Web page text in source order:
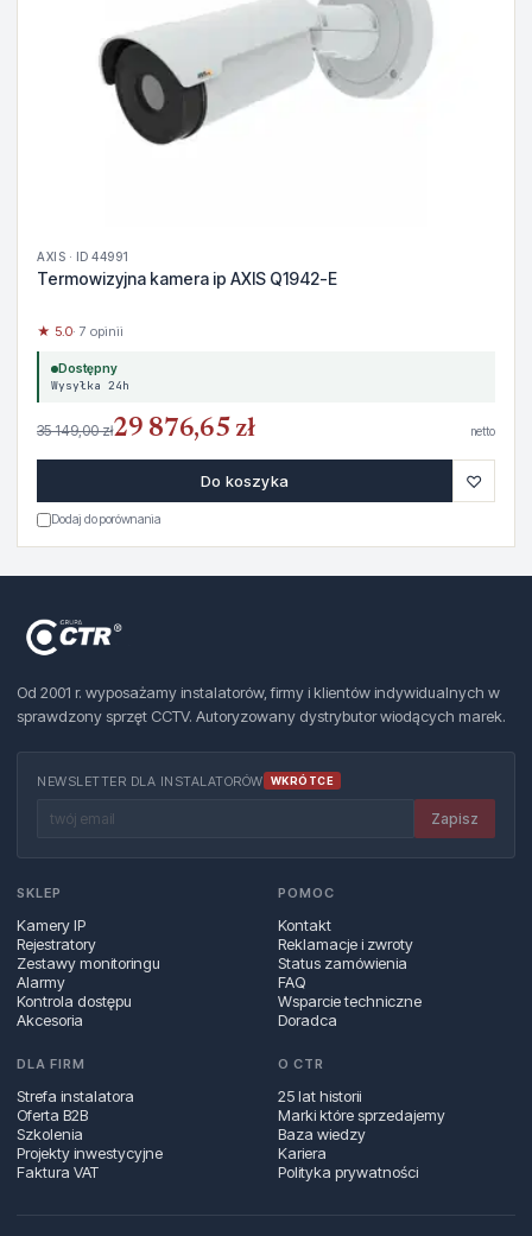
AXIS · ID 44991
Termowizyjna kamera ip AXIS Q1942-E
★ 5.0· 7 opinii
Dostępny
Wysyłka 24h
35 149,00 zł29 876,65 zł netto
Do koszyka ♡
Dodaj do porównania
Od 2001 r. wyposażamy instalatorów, firmy i klientów indywidualnych w
sprawdzony sprzęt CCTV. Autoryzowany dystrybutor wiodących marek.
NEWSLETTER DLA INSTALATORÓW WKRÓTCE
Zapisz
SKLEP
Kamery IP
Rejestratory
Zestawy monitoringu
Alarmy
Kontrola dostępu
Akcesoria
POMOC
Kontakt
Reklamacje i zwroty
Status zamówienia
FAQ
Wsparcie techniczne
Doradca
DLA FIRM
Strefa instalatora
Oferta B2B
Szkolenia
Projekty inwestycyjne
Faktura VAT
O CTR
25 lat historii
Marki które sprzedajemy
Baza wiedzy
Kariera
Polityka prywatności